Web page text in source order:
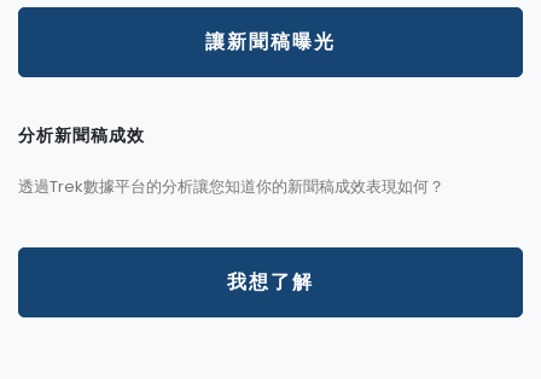
讓新聞稿曝光
分析新聞稿成效
透過Trek數據平台的分析讓您知道你的新聞稿成效表現如何？
我想了解